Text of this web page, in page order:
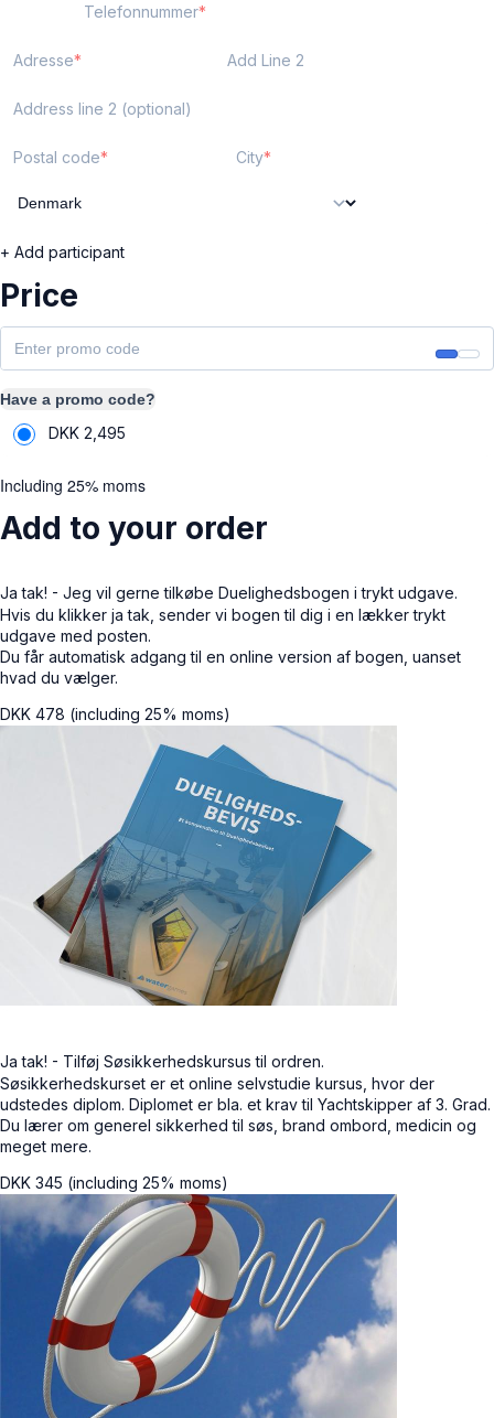
Telefonnummer
Adresse Add Line 2
Address line 2 (optional)
Postal code City
+ Add participant
Price
Have a promo code?
DKK 2,495
Including 25% moms
Add to your order
Ja tak! - Jeg vil gerne tilkøbe Duelighedsbogen i trykt udgave.
Hvis du klikker ja tak, sender vi bogen til dig i en lækker trykt
udgave med posten.
Du får automatisk adgang til en online version af bogen, uanset
hvad du vælger.
DKK 478 (including 25% moms)
Ja tak! - Tilføj Søsikkerhedskursus til ordren.
Søsikkerhedskurset er et online selvstudie kursus, hvor der
udstedes diplom. Diplomet er bla. et krav til Yachtskipper af 3. Grad.
Du lærer om generel sikkerhed til søs, brand ombord, medicin og
meget mere.
DKK 345 (including 25% moms)